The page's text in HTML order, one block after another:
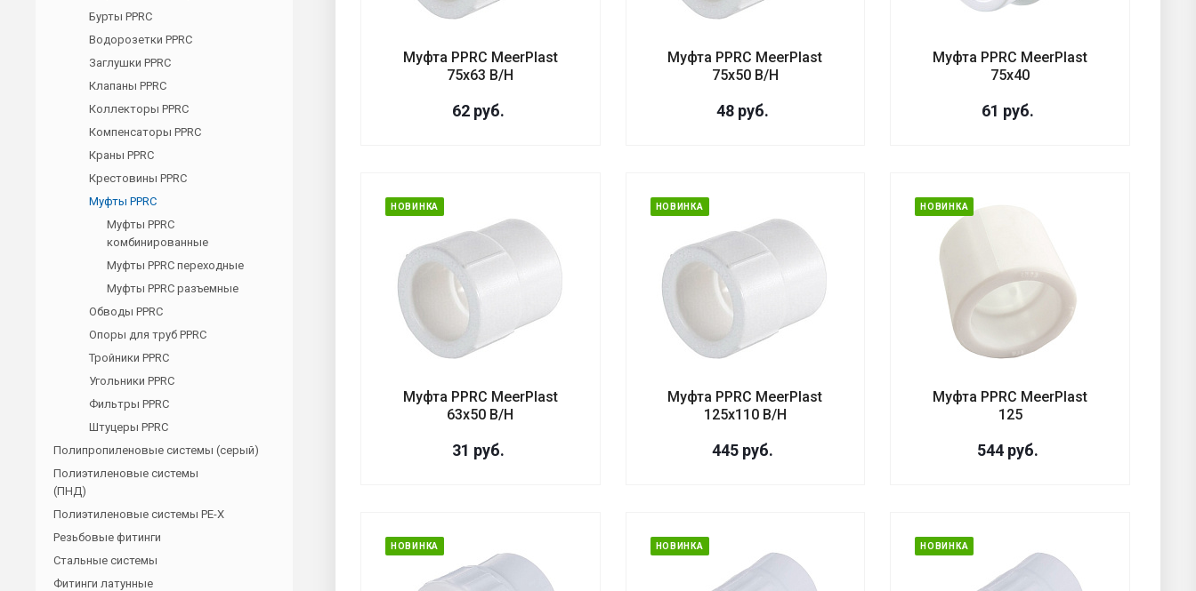
Муфта PPRC MeerPlast
75х63 В/Н
62 руб.
Муфта PPRC MeerPlast
75х50 В/Н
48 руб.
Муфта PPRC MeerPlast
75х40
61 руб.
НОВИНКА
Муфта PPRC MeerPlast
63х50 В/Н
31 руб.
НОВИНКА
Муфта PPRC MeerPlast
125х110 В/Н
445 руб.
НОВИНКА
Муфта PPRC MeerPlast
125
544 руб.
НОВИНКА НОВИНКА НОВИНКА
Бурты PPRC
Водорозетки PPRC
Заглушки PPRC
Клапаны PPRC
Коллекторы PPRC
Компенсаторы PPRC
Краны PPRC
Крестовины PPRC
Муфты PPRC
Муфты PPRC
комбинированные
Муфты PPRC переходные
Муфты PPRC разъемные
Обводы PPRC
Опоры для труб PPRC
Тройники PPRC
Угольники PPRC
Фильтры PPRC
Штуцеры PPRC
Полипропиленовые системы (серый)
Полиэтиленовые системы
(ПНД)
Полиэтиленовые системы PE-X
Резьбовые фитинги
Стальные системы
Фитинги латунные